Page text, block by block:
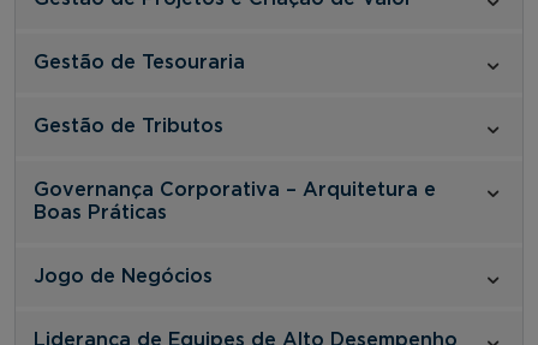
Gestão de Tesouraria
Gestão de Tributos
Governança Corporativa – Arquitetura e
Boas Práticas
Jogo de Negócios
Liderança de Equipes de Alto Desempenho